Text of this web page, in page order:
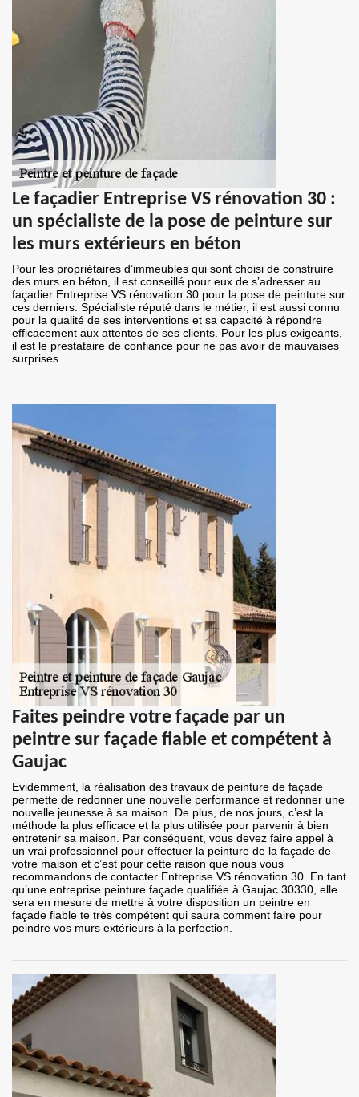
Le façadier Entreprise VS rénovation 30 :
un spécialiste de la pose de peinture sur
les murs extérieurs en béton
Pour les propriétaires d’immeubles qui sont choisi de construire
des murs en béton, il est conseillé pour eux de s’adresser au
façadier Entreprise VS rénovation 30 pour la pose de peinture sur
ces derniers. Spécialiste réputé dans le métier, il est aussi connu
pour la qualité de ses interventions et sa capacité à répondre
efficacement aux attentes de ses clients. Pour les plus exigeants,
il est le prestataire de confiance pour ne pas avoir de mauvaises
surprises.
Faites peindre votre façade par un
peintre sur façade fiable et compétent à
Gaujac
Evidemment, la réalisation des travaux de peinture de façade
permette de redonner une nouvelle performance et redonner une
nouvelle jeunesse à sa maison. De plus, de nos jours, c’est la
méthode la plus efficace et la plus utilisée pour parvenir à bien
entretenir sa maison. Par conséquent, vous devez faire appel à
un vrai professionnel pour effectuer la peinture de la façade de
votre maison et c’est pour cette raison que nous vous
recommandons de contacter Entreprise VS rénovation 30. En tant
qu’une entreprise peinture façade qualifiée à Gaujac 30330, elle
sera en mesure de mettre à votre disposition un peintre en
façade fiable te très compétent qui saura comment faire pour
peindre vos murs extérieurs à la perfection.